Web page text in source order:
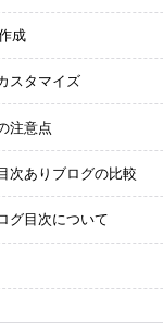
成
スタマイズ
注意点
次ありブログの比較
グ目次について